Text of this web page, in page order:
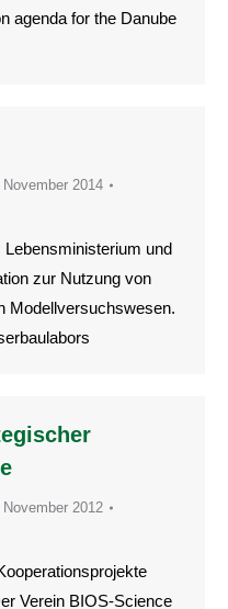
agenda for the Danube
2014
Lebensministerium und
zur Nutzung von
Modellversuchswesen.
2012
Verein BIOS-Science